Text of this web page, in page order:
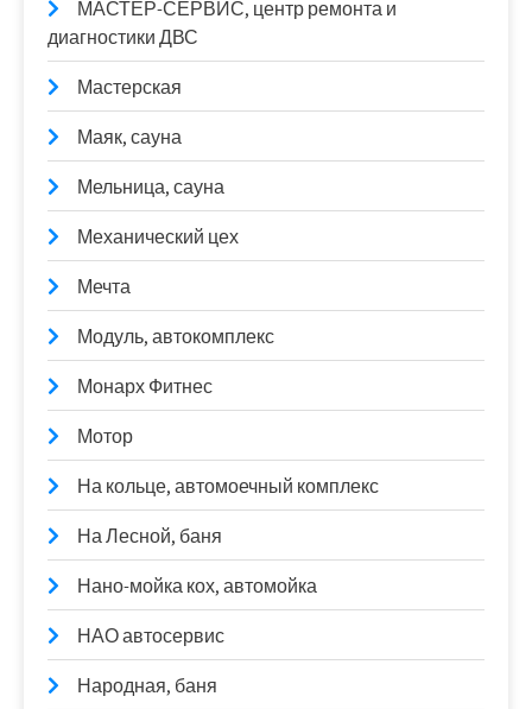
МАСТЕР-СЕРВИС, центр ремонта и
диагностики ДВС
Мастерская
Маяк, сауна
Мельница, сауна
Механический цех
Мечта
Модуль, автокомплекс
Монарх Фитнес
Мотор
На кольце, автомоечный комплекс
На Лесной, баня
Нано-мойка кох, автомойка
НАО автосервис
Народная, баня